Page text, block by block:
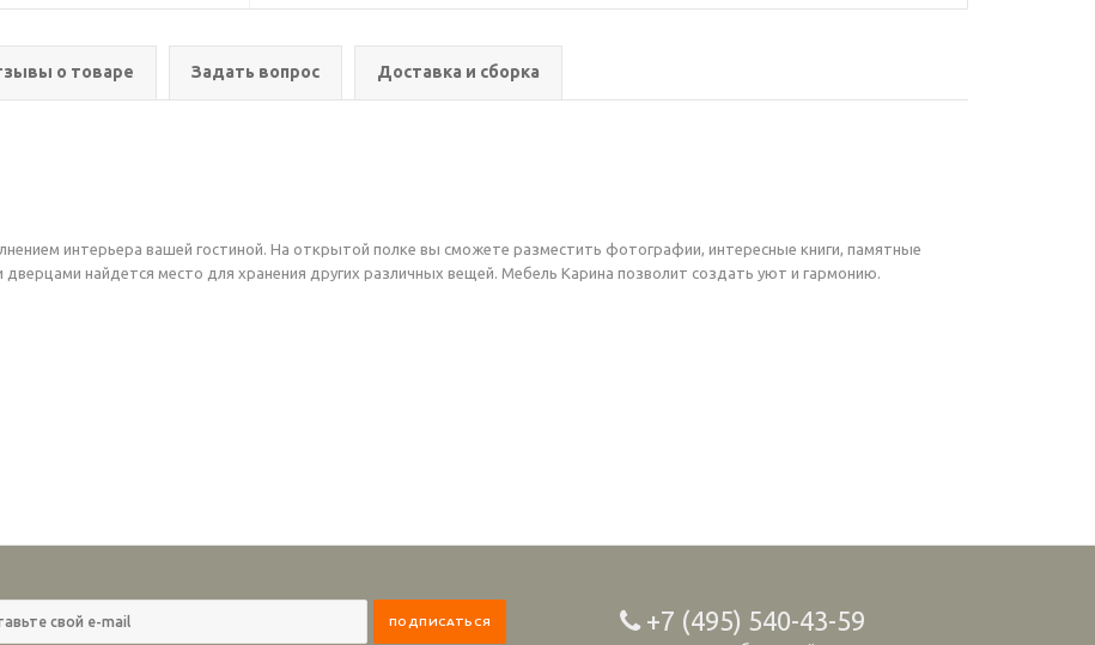
о товаре Задать вопрос Доставка и сборка
интерьера вашей гостиной. На открытой полке вы сможете разместить фотографии, интересные книги, памятные
найдется место для хранения других различных вещей. Мебель Карина позволит создать уют и гармонию.
+7 (495) 540-43-59